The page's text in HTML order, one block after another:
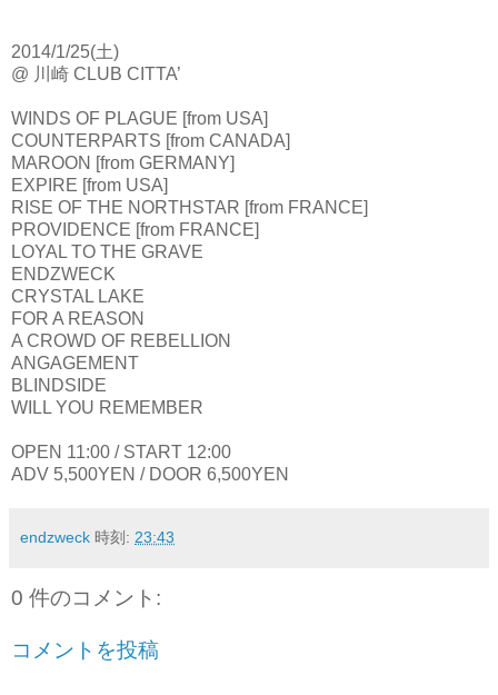
2014/1/25(土)
@ 川崎 CLUB CITTA’
WINDS OF PLAGUE [from USA]
COUNTERPARTS [from CANADA]
MAROON [from GERMANY]
EXPIRE [from USA]
RISE OF THE NORTHSTAR [from FRANCE]
PROVIDENCE [from FRANCE]
LOYAL TO THE GRAVE
ENDZWECK
CRYSTAL LAKE
FOR A REASON
A CROWD OF REBELLION
ANGAGEMENT
BLINDSIDE
WILL YOU REMEMBER
OPEN 11:00 / START 12:00
ADV 5,500YEN / DOOR 6,500YEN
endzweck 時刻: 23:43
0 件のコメント:
コメントを投稿